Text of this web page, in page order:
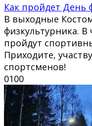
Как пройдет День
В выходные
физкультурника. В
пройдут
Приходите,
спортсменов!
0100